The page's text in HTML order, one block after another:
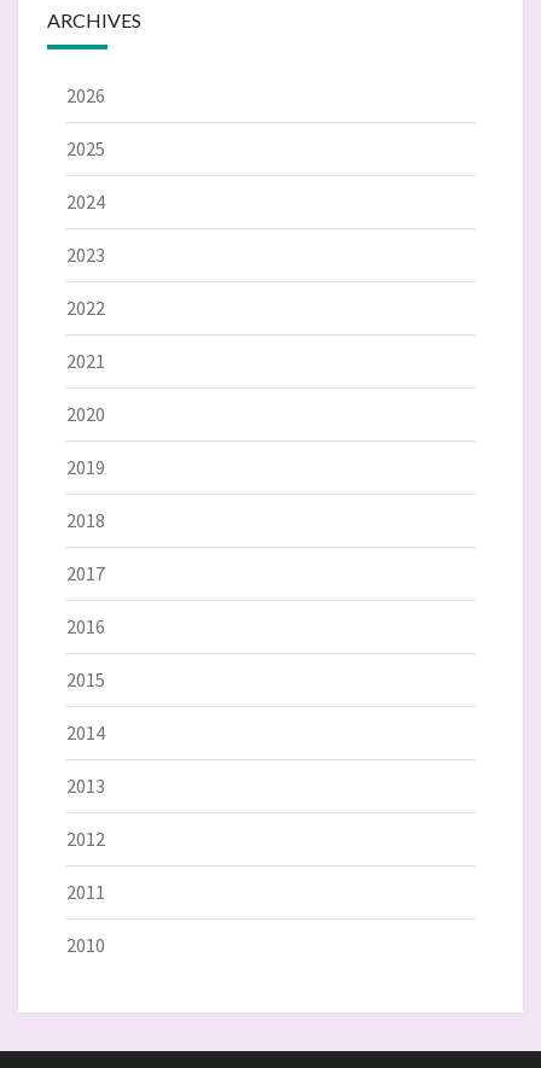
ARCHIVES
2026
2025
2024
2023
2022
2021
2020
2019
2018
2017
2016
2015
2014
2013
2012
2011
2010